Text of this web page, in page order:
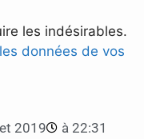
les indésirables.
données de vos
2019 à 22:31